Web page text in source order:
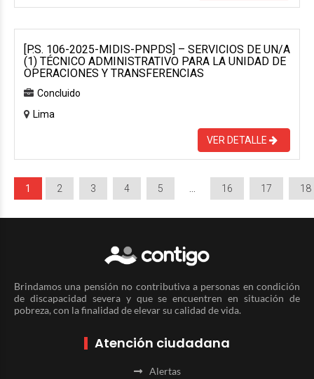
[P.S. 106-2025-MIDIS-PNPDS] – SERVICIOS DE UN/A
(1) TÉCNICO ADMINISTRATIVO PARA LA UNIDAD DE
OPERACIONES Y TRANSFERENCIAS
Concluido
Lima
VER DETALLE
1 2 3 4 5 16 17 18
Brindamos una pensión no contributiva a personas en condición
de discapacidad severa y que se encuentren en situación de
pobreza, con la finalidad de elevar su calidad de vida.
Atención ciudadana
Alertas